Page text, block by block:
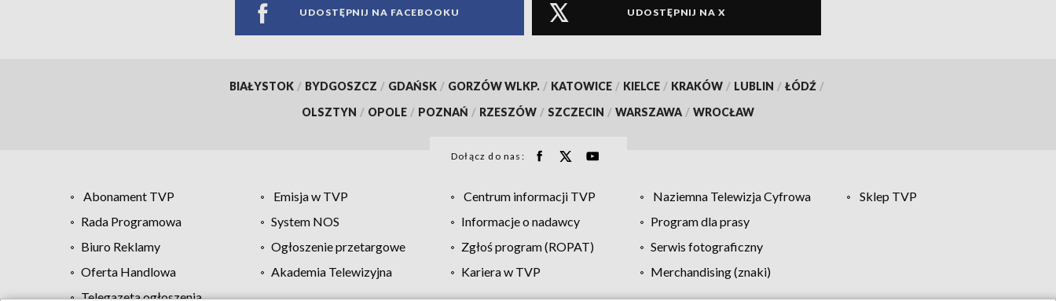
UDOSTĘPNIJ NA FACEBOOKU UDOSTĘPNIJ NA X
BIAŁYSTOK / BYDGOSZCZ / GDAŃSK / GORZÓW WLKP. / KATOWICE / KIELCE / KRAKÓW / LUBLIN / ŁÓDŹ /
OLSZTYN / OPOLE / POZNAŃ / RZESZÓW / SZCZECIN / WARSZAWA / WROCŁAW
Dołącz do nas:
Abonament TVP Emisja w TVP Centrum informacji TVP Naziemna Telewizja Cyfrowa
Sklep TVP
Rada Programowa
System NOS Informacje o nadawcy
Program dla prasy
Biuro Reklamy
Ogłoszenie przetargowe Zgłoś program (ROPAT)
Serwis fotograficzny
Oferta Handlowa
Akademia Telewizyjna Kariera w TVP
Merchandising (znaki)
Telegazeta ogłoszenia